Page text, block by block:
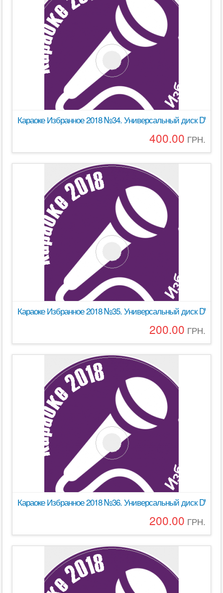
Караоке Избранное 2018 №34. Универсальный диск DVD
400.00 ГРН.
Караоке Избранное 2018 №35. Универсальный диск DVD
200.00 ГРН.
Караоке Избранное 2018 №36. Универсальный диск DVD
200.00 ГРН.